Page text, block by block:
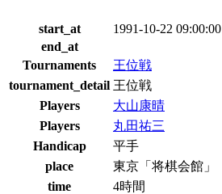
start_at
1991-10-22 09:00:00
end_at
Tournaments
王位戦
tournament_detail 王位戦
Players
大山康晴
Players
丸田祐三
Handicap
平手
place
東京「将棋会館」
time
4時間